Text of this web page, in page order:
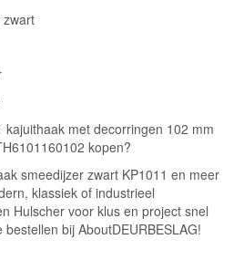
zwart
kajuithaak met decorringen 102 mm
kopen?
smeedijzer zwart KP1011 en meer
klassiek of industrieel
Hulscher voor klus en project snel
bij AboutDEURBESLAG!